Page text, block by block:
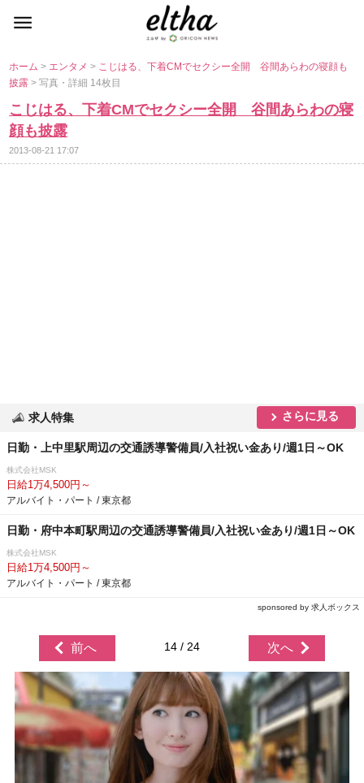
ホーム> エンタメ> こじはる、下着CMでセクシー全開 谷間あらわの寝顔も
披露> 写真・詳細 14枚目
こじはる、下着CMでセクシー全開 谷間あらわの寝
顔も披露
2013-08-21 17:07
求人特集 さらに見る
日勤・上中里駅周辺の交通誘導警備員/入社祝い金あり/週1日～OK
株式会社MSK
日給1万4,500円～
アルバイト・パート / 東京都
日勤・府中本町駅周辺の交通誘導警備員/入社祝い金あり/週1日～OK
株式会社MSK
日給1万4,500円～
アルバイト・パート / 東京都
sponsored by 求人ボックス
前へ 14 / 24 次へ